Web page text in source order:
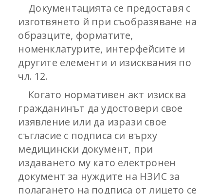
Документацията се предоставя с
изготвянето й при съобразяване на
образците, форматите,
номенклатурите, интерфейсите и
другите елементи и изисквания по
чл. 12.
Когато нормативен акт изисква
гражданинът да удостовери свое
изявление или да изрази свое
съгласие с подписа си върху
медицински документ, при
издаването му като електронен
документ за нуждите на НЗИС за
полагането на подписа от лицето се